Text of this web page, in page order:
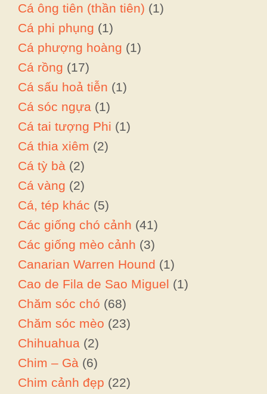
Cá ông tiên (thần tiên) (1)
Cá phi phụng (1)
Cá phượng hoàng (1)
Cá rồng (17)
Cá sấu hoả tiễn (1)
Cá sóc ngựa (1)
Cá tai tượng Phi (1)
Cá thia xiêm (2)
Cá tỳ bà (2)
Cá vàng (2)
Cá, tép khác (5)
Các giống chó cảnh (41)
Các giống mèo cảnh (3)
Canarian Warren Hound (1)
Cao de Fila de Sao Miguel (1)
Chăm sóc chó (68)
Chăm sóc mèo (23)
Chihuahua (2)
Chim – Gà (6)
Chim cảnh đẹp (22)